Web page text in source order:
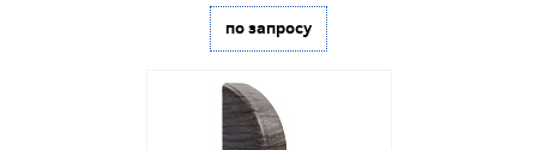
по запросу